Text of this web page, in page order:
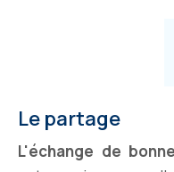
Le partage
L'échange de